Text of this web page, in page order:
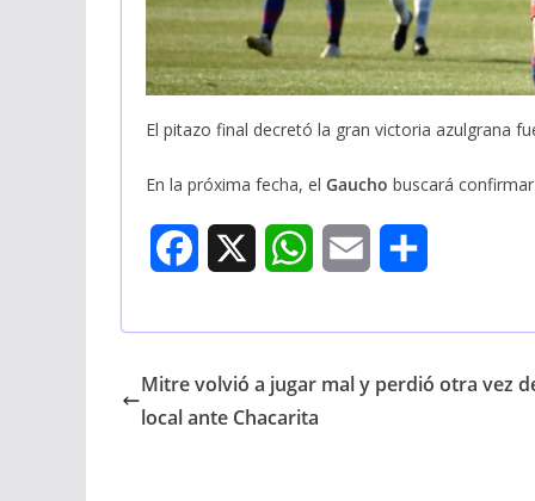
El pitazo final decretó la gran victoria azulgrana
En la próxima fecha, el Gaucho buscará
e
W
t
r
Mitre volvió a jugar mal y perdió otra vez
local ante Chacarita